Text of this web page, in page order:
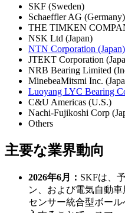
SKF (Sweden)
Schaeffler AG (Germany)
THE TIMKEN
NSK Ltd (Japan)
NTN Corporation (Japan)
JTEKT Corporation
NRB Bearing Limited
MinebeaMitsmi Inc.
Luoyang LYC Bearing
C&U Americas (U.S.)
Nachi-Fujikoshi Corp
Others
主要な業界動向
2026年6月： SKFは、
ン、および電気自動
センサー統合型ボー